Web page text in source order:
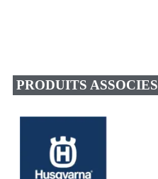
PRODUITS ASSOCIES